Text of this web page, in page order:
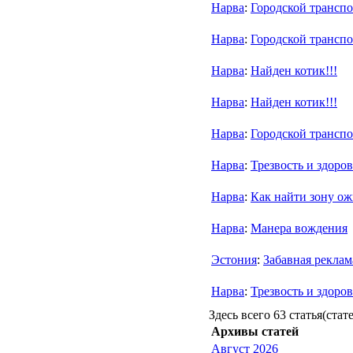
Нарва: Городской
Нарва: Городской
Нарва: Найден котик!!!
Нарва: Найден котик!!!
Нарва: Городской
Нарва: Трезвость и
Нарва: Как найти зону
Нарва: Манера вождения
Эстония: Забавная
Нарва: Трезвость и
Здесь всего 63
Архивы статей
Август 2026